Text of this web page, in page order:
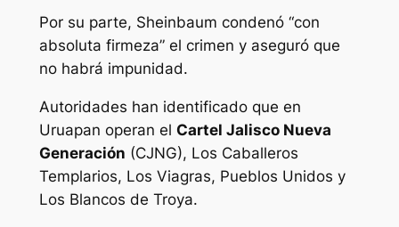
Por su parte, Sheinbaum condenó “con
absoluta firmeza” el crimen y aseguró que
no habrá impunidad.
Autoridades han identificado que en
Uruapan operan el Cartel Jalisco Nueva
Generación (CJNG), Los Caballeros
Templarios, Los Viagras, Pueblos Unidos y
Los Blancos de Troya.